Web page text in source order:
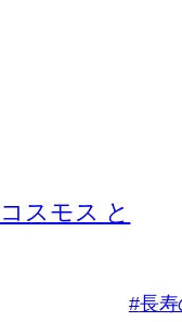
スモス と
長